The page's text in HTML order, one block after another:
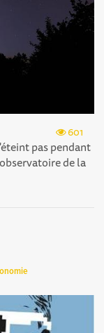
601
pas pendant
de la